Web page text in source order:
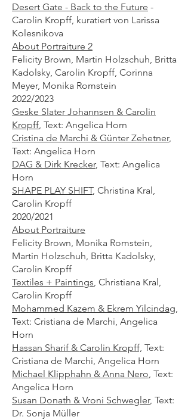
Desert Gate - Back to the Future -
Carolin Kropff, kuratiert von Larissa
Kolesnikova
About Portraiture 2
Felicity Brown, Martin Holzschuh, Britta
Kadolsky, Carolin Kropff, Corinna
Meyer, Monika Romstein
2022/2023
Geske Slater Johannsen & Carolin
Kropff, Text: Angelica Horn
Cristina de Marchi & Günter Zehetner,
Text: Angelica Horn
DAG & Dirk Krecker, Text: Angelica
Horn
SHAPE PLAY SHIFT, Christina Kral,
Carolin Kropff
2020/2021
About Portraiture
Felicity Brown, Monika Romstein,
Martin Holzschuh, Britta Kadolsky,
Carolin Kropff
Textiles + Paintings, Christiana Kral,
Carolin Kropff
Mohammed Kazem & Ekrem Yilcindag,
Text: Cristiana de Marchi, Angelica
Horn
Hassan Sharif & Carolin Kropff, Text:
Cristiana de Marchi, Angelica Horn
Michael Klipphahn & Anna Nero, Text:
Angelica Horn
Susan Donath & Vroni Schwegler, Text:
Dr. Sonja Müller